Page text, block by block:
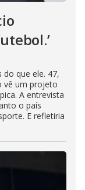
que ele. 47,
vê um projeto
A entrevista
o país
E refletiria